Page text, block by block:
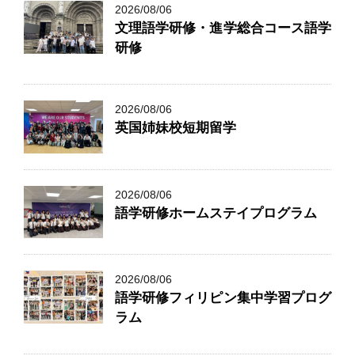
2026/08/06
文理語学研修・進学総合コース語学
研修
2026/08/06
英国姉妹校短期留学
2026/08/06
語学研修ホームステイプログラム
2026/08/06
語学研修フィリピン集中学習プログ
ラム